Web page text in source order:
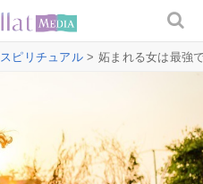
スピリチュアル > 妬まれる女は最強